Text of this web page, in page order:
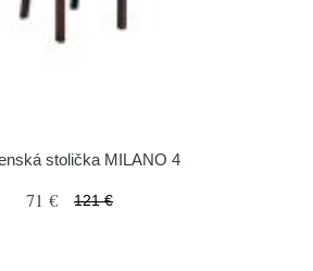
stolička MILANO 4
71 € 121 €